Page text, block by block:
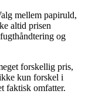
mellem papiruld,
altid prisen
og
forskellig pris,
kun forskel i
faktisk omfatter.